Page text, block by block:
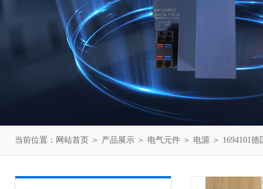
当前位置： 网站首页 ＞ 产品展示 ＞ 电气元件 ＞ 电源 ＞ 1694101